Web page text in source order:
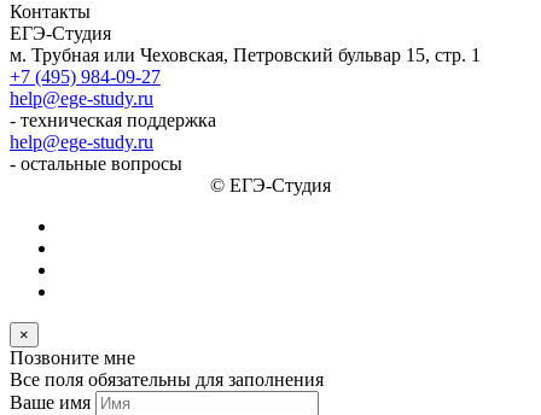
Контакты
ЕГЭ-Студия
м. Трубная или Чеховская, Петровский бульвар 15, стр. 1
+7 (495) 984-09-27
help@ege-study.ru
- техническая поддержка
help@ege-study.ru
- остальные вопросы
© ЕГЭ-Студия
×
Позвоните мне
Все поля обязательны для заполнения
Ваше имя